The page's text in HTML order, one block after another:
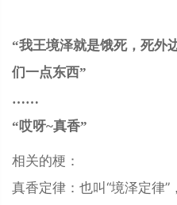
“我王境泽就是饿死，死外
们一点东西”
……
“哎呀~真香”
相关的梗：
真香定律：也叫“境泽定律